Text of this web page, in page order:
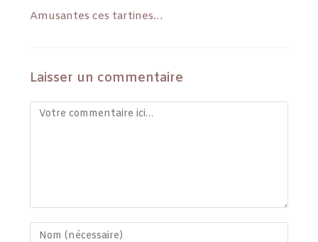
Amusantes ces tartines…
Laisser un commentaire